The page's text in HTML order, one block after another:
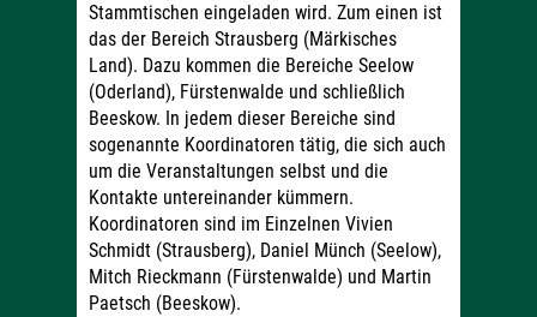
Stammtischen eingeladen wird. Zum einen ist
das der Bereich Strausberg (Märkisches
Land). Dazu kommen die Bereiche Seelow
(Oderland), Fürstenwalde und schließlich
Beeskow. In jedem dieser Bereiche sind
sogenannte Koordinatoren tätig, die sich auch
um die Veranstaltungen selbst und die
Kontakte untereinander kümmern.
Koordinatoren sind im Einzelnen Vivien
Schmidt (Strausberg), Daniel Münch (Seelow),
Mitch Rieckmann (Fürstenwalde) und Martin
Paetsch (Beeskow).